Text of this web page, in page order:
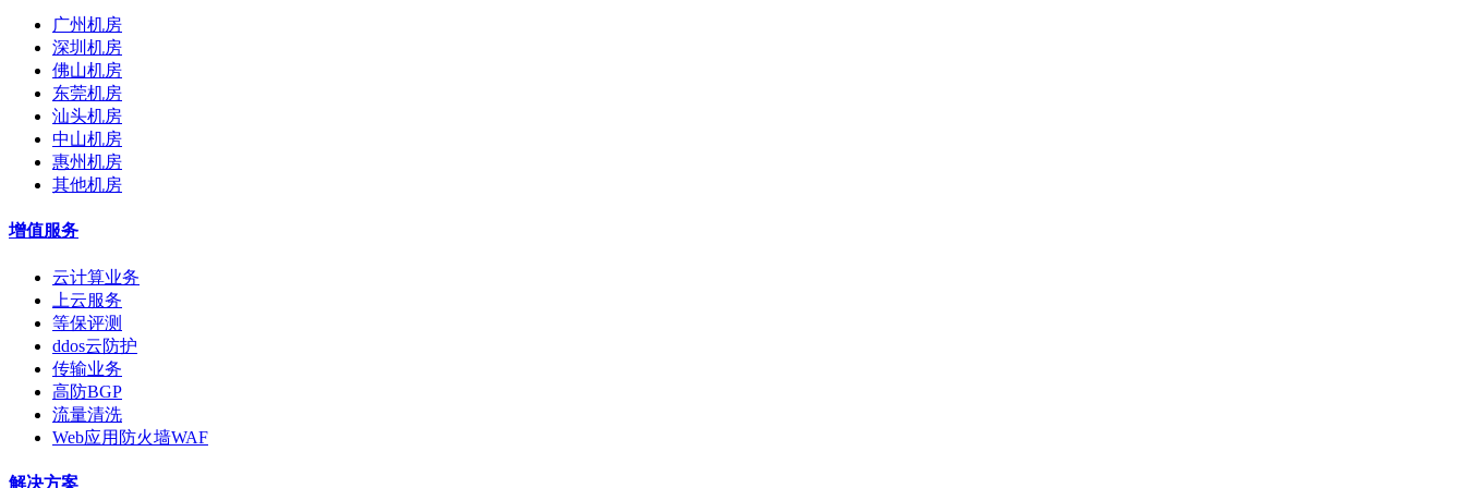
广州机房
深圳机房
佛山机房
东莞机房
汕头机房
中山机房
惠州机房
其他机房
增值服务
云计算业务
上云服务
等保评测
ddos云防护
传输业务
高防BGP
流量清洗
Web应用防火墙WAF
解决方案